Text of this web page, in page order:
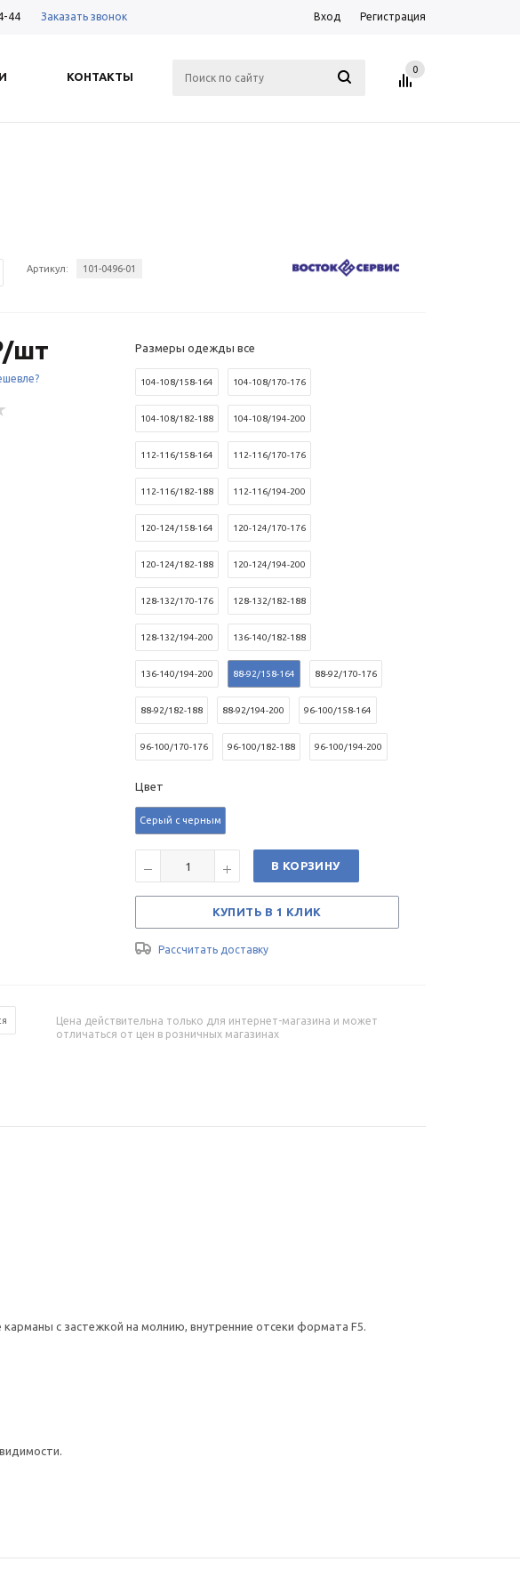
44 Заказать звонок Вход Регистрация
КОНТАКТЫ
0
Артикул: 101-0496-01
/шт Размеры одежды все
104-108/158-164 104-108/170-176
104-108/182-188 104-108/194-200
112-116/158-164 112-116/170-176
112-116/182-188 112-116/194-200
120-124/158-164 120-124/170-176
120-124/182-188 120-124/194-200
128-132/170-176 128-132/182-188
128-132/194-200 136-140/182-188
136-140/194-200 88-92/158-164 88-92/170-176
88-92/182-188 88-92/194-200 96-100/158-164
96-100/170-176 96-100/182-188 96-100/194-200
Цвет
Серый с черным
В КОРЗИНУ
КУПИТЬ В 1 КЛИК
Рассчитать доставку
Цена действительна только для интернет-магазина и может
отличаться от цен в розничных магазинах
с застежкой на молнию, внутренние отсеки формата F5.